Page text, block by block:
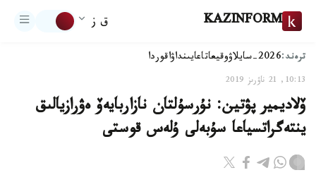
KAZINFORM ق ز
ترەند:2026-سايلاۋ وقيعاتاعايىنداۋاقوردا
10:13, 21 ناۋرىز 2019
ۆلاديمير پۋتين: نۇرسۇلتان نازاربايەۆ ەۋرازيالىق
ينتەگراتسياعا سۇبەلى ۇلەس قوستى